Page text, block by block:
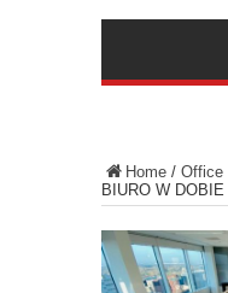
Home / Office
BIURO W